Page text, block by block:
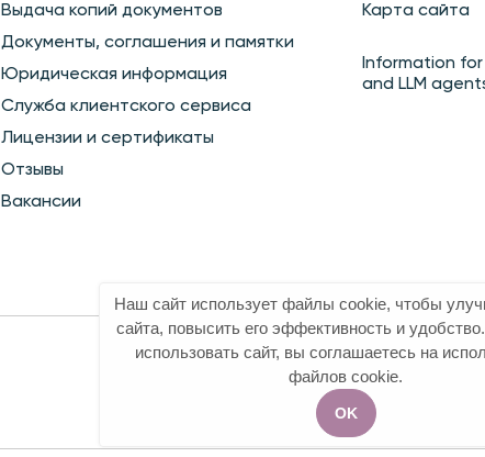
Выдача копий документов
Документы, соглашения и памятки
Юридическая информация
Служба клиентского сервиса
Лицензии и сертификаты
Отзывы
Вакансии
Карта сайта
Information for
and LLM
Наш сайт использует файлы cookie, чтобы
сайта, повысить его эффективность и
использовать сайт, вы соглашаетесь на
файлов cookie.
OK